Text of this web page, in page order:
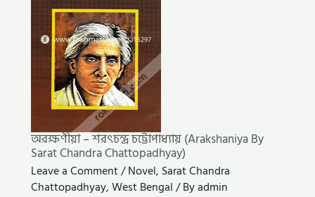
অরক্ষণীয়া – শরৎচন্দ্র চট্টোপাধ্যায় (Arakshaniya By
Sarat Chandra Chattopadhyay)
Leave a Comment/Novel, Sarat Chandra
Chattopadhyay,West Bengal/ Byadmin